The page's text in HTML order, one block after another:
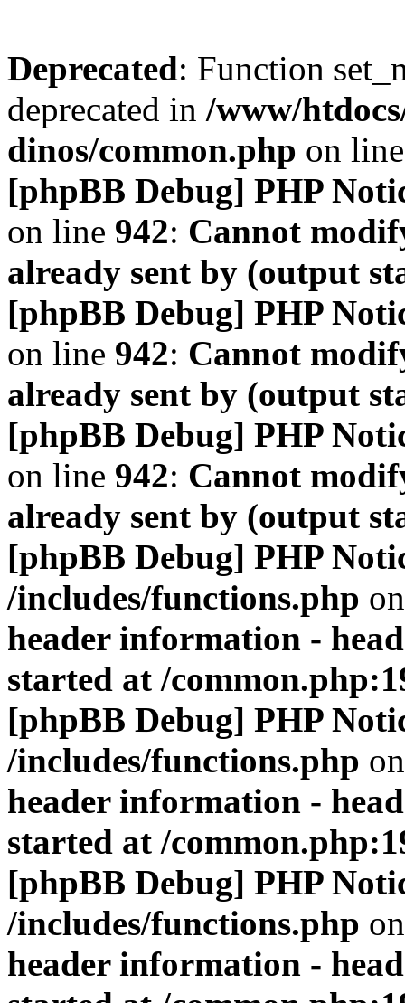
Deprecated: Function
deprecated in /www/
dinos/common.php on
[phpBB Debug] PHP
on line 942: Cannot
already sent by (output
[phpBB Debug] PHP
on line 942: Cannot
already sent by (output
[phpBB Debug] PHP
on line 942: Cannot
already sent by (output
[phpBB Debug] PHP
/includes/functions.php
header information -
started at /
[phpBB Debug] PHP
/includes/functions.php
header information -
started at /
[phpBB Debug] PHP
/includes/functions.php
header information -